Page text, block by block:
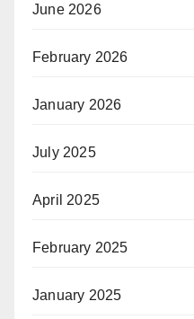
June 2026
February 2026
January 2026
July 2025
April 2025
February 2025
January 2025